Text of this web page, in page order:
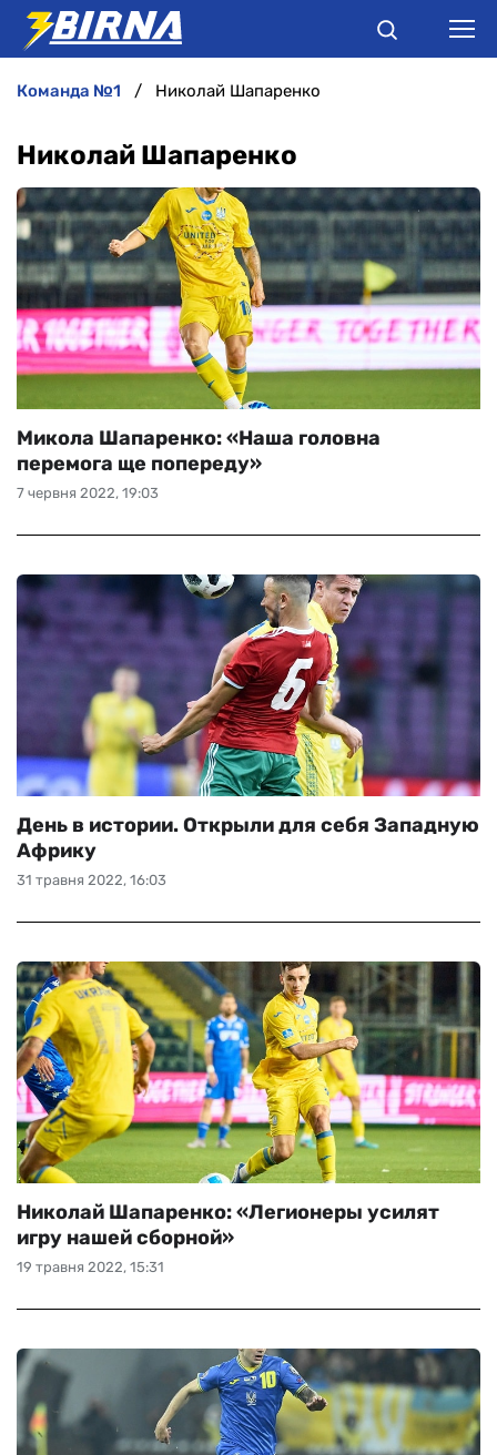
ІНТЕРВ'Ю
РІЗНЕ
БУКМЕКЕРИ
команда №1 Николай Шапаренко
Николай Шапаренко
7 червня 2022, 19:03
Микола Шапаренко: «Наша головна
перемога ще попереду»
31 травня 2022, 16:03
День в истории. Открыли для себя Западную
Африку
19 травня 2022, 15:31
Николай Шапаренко: «Легионеры усилят
игру нашей сборной»